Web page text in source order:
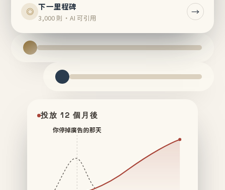
◎ 下一里程碑
3,000 則・AI 可引用
→
投放 12 個月後
你停掉廣告的那天